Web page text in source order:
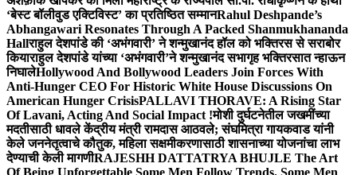
‘बेस्ट बॉलीवुड एक्टिविस्ट’ का प्रतिष्ठित सम्मानRahul Deshpande’s
Abhangawari Resonates Through A Packed Shanmukhananda
Hallराहुल देशपांडे की ‘अभंगवारी’ ने शन्मुखानंद हॉल को भक्तिरस से सराबोर
कियाराहुल देशपांडे यांच्या ‘अभंगवारी’ने शन्मुखानंद सभागृह भक्तिरसात न्हाऊन
निघालेHollywood And Bollywood Leaders Join Forces With
Anti-Hunger CEO For Historic White House Discussions On
American Hunger CrisisPALLAVI THORAVE: A Rising Star
Of Lavani, Acting And Social Impact !मोशी दुर्घटनेतील जखमींच्या
मदतीसाठी धावले केंद्रीय मंत्री रामदास आठवले; संघमित्रा गायकवाड यांनी
केले जननेतृत्वाचे कौतुक, महिला सक्षमीकरणासाठी शासनाच्या योजनांचा लाभ
देण्याची केली मागणीRAJESHH DATTATRYA BHUJLE The Art